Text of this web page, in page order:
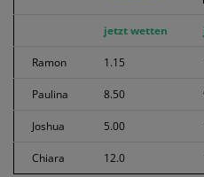
jetzt wetten
Ramon 1.15
Paulina 8.50
Joshua 5.00
Chiara 12.0